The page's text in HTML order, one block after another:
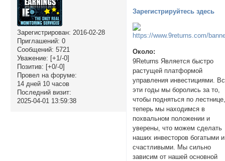
Зарегистрирован: 2016-02-28
Приглашений: 0
Сообщений: 5721
Уважение: [+1/-0]
Позитив: [+0/-0]
Провел на форуме:
14 дней 10 часов
Последний визит:
2025-04-01 13:59:38
Зарегистрируйтесь здесь
Около:
9Returns Является быстро
растущей платформой
управления инвестициями.
эти годы мы боролись за то,
чтобы подняться по
теперь мы находимся в
похвальном положении и
уверены, что можем сделать
наших инвесторов богатыми и
счастливыми. Мы сильно
зависим от нашей основной